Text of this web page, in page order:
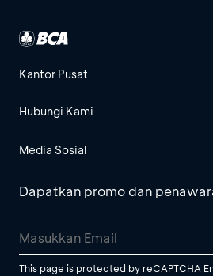
Kantor Pusat
Hubungi Kami
Media Sosial
Dapatkan promo dan
This page is protected by reCAPTCHA